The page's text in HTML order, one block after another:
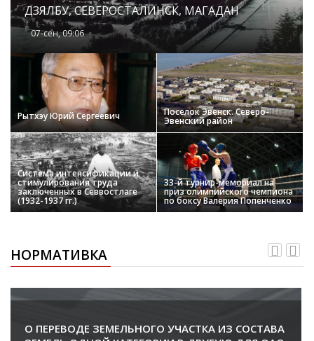
ДЗЯЛБУ, СЕВЕРОСТАЛИНСК, МАГАДАН
07-сен, 09:06
Рытхэу Юрий Сергеевич Поселок Эвенск. Северо-
Эвенский район
Система интенсификации и
стимулирования труда
заключенных в Севвостлаге
(1932-1937 гг.)
33-й турнир-мемориал на
приз олимпийского чемпиона
по боксу Валерия Попенченко
НОРМАТИВКА
О ПЕРЕВОДЕ ЗЕМЕЛЬНОГО УЧАСТКА ИЗ СОСТАВА